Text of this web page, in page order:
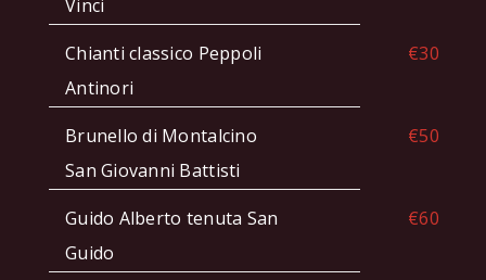
Vinci
Chianti classico Peppoli
Antinori
€30
Brunello di Montalcino
San Giovanni Battisti
€50
Guido Alberto tenuta San
Guido
€60